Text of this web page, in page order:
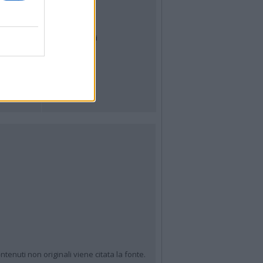
Articoli più letti
non originali viene citata la fonte.